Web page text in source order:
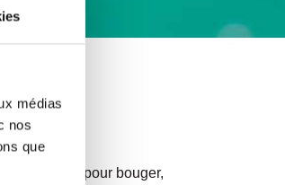
médias
nos
que
Que ce soit pour bouger,